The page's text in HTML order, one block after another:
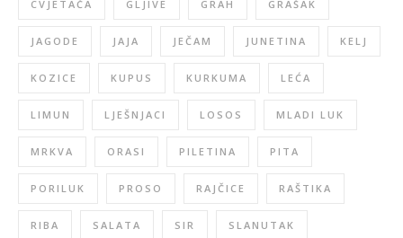
CVJETAČA GLJIVE GRAH GRAŠAK
JAGODE JAJA JEČAM JUNETINA KELJ
KOZICE KUPUS KURKUMA LEĆA
LIMUN LJEŠNJACI LOSOS MLADI LUK
MRKVA ORASI PILETINA PITA
PORILUK PROSO RAJČICE RAŠTIKA
RIBA SALATA SIR SLANUTAK